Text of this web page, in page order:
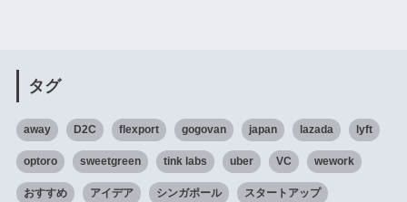
タグ
away D2C flexport gogovan japan lazada lyft
optoro sweetgreen tink labs uber VC wework
おすすめ アイデア シンガポール スタートアップ